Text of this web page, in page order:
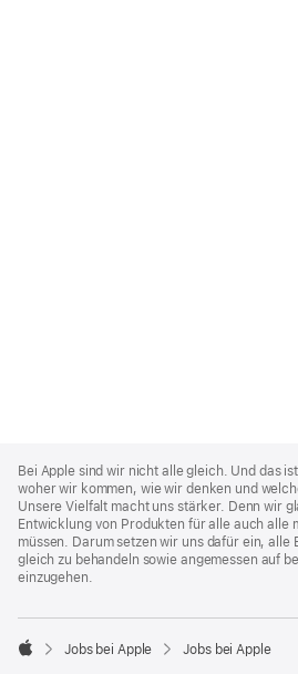
Footer
Bei Apple sind wir nicht alle gleich. Und das
woher wir kommen, wie wir denken und
Unsere Vielfalt macht uns stärker. Denn wir
Entwicklung von Produkten für alle auch alle
müssen. Darum setzen wir uns dafür ein, alle
gleich zu behandeln sowie angemessen auf
einzugehen.

Jobs bei Apple Jobs bei Apple